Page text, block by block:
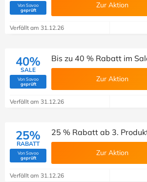
Von Savoo
geprüft(Von Savoo geprüft) Zur Aktion
Verfällt am 31.12.26
40%
SALE
Von Savoo
geprüft(Von Savoo geprüft)
Bis zu 40 % Rabatt im
Zur Aktion
Verfällt am 31.12.26
25%
RABATT
Von Savoo
geprüft(Von Savoo geprüft)
25 % Rabatt ab 3.
Zur Aktion
Verfällt am 31.12.26